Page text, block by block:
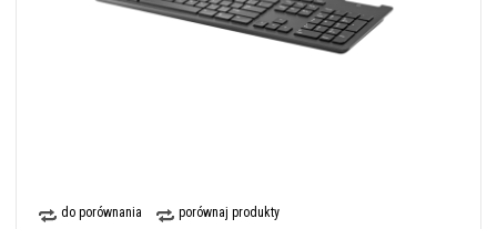
do porównania
porównaj produkty